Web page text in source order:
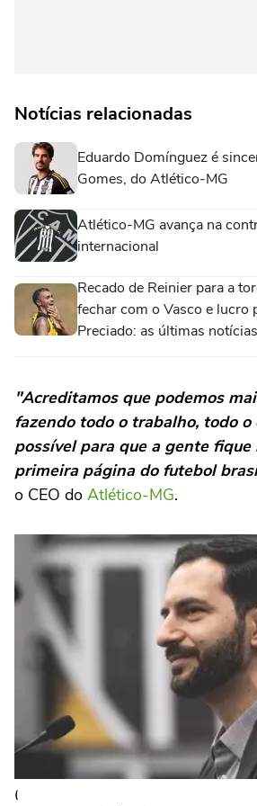
Notícias relacionadas
Eduardo Domínguez é
Gomes, do Atlético-MG
Atlético-MG avança na
internacional
Recado de Reinier para a
fechar com o Vasco e lucro
Preciado: as últimas
"Acreditamos que podemos
fazendo todo o trabalho, todo o
possível para que a gente
primeira página do futebol
o CEO do Atlético-MG.
(